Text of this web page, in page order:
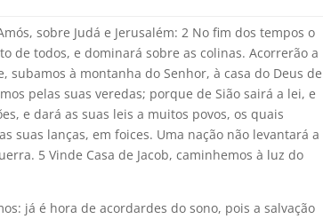
sobre Judá e Jerusalém: 2 No fim dos tempos o
de todos, e dominará sobre as colinas. Acorrerão a
subamos à montanha do Senhor, à casa do Deus de
pelas suas veredas; porque de Sião sairá a lei, e
e dará as suas leis a muitos povos, os quais
suas lanças, em foices. Uma nação não levantará a
5 Vinde Casa de Jacob, caminhemos à luz do
já é hora de acordardes do sono, pois a salvação